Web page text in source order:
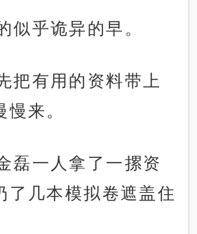
似乎诡异的早。
把有用的资料带上
来。
磊一人拿了一摞资
了几本模拟卷遮盖住